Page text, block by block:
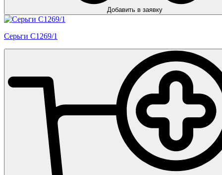
Добавить в заявку
Серьги С1269/1